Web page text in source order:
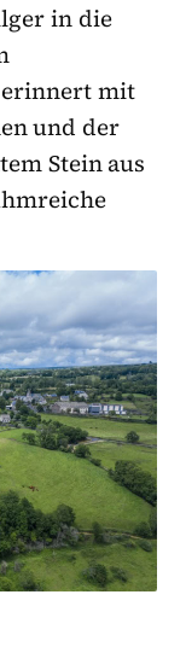
in die
erinnert mit
und der
Stein aus